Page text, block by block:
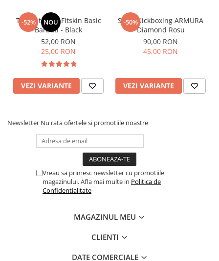
-52% NOU
Tricou tehnic Fitskin Basic
Barbati - Black
52,00 RON
25,00 RON
VEZI VARIANTE
-50%
Short Kickboxing ARMURA
Diamond Rosu
90,00 RON
45,00 RON
VEZI VARIANTE
Newsletter Nu rata ofertele si promotiile noastre
Vreau sa primesc newsletter cu promotiile
magazinului. Afla mai multe in Politica de
Confidentialitate
MAGAZINUL MEU
CLIENTI
DATE COMERCIALE